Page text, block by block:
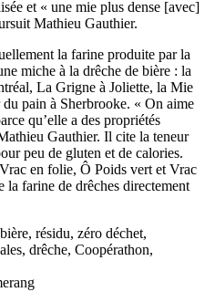
et « une mie plus dense [avec]
Mathieu Gauthier.
la farine produite par la
miche à la drêche de bière : la
La Grigne à Joliette, la Mie
pain à Sherbrooke. « On aime
qu’elle a des propriétés
Gauthier. Il cite la teneur
peu de gluten et de calories.
en folie, Ô Poids vert et Vrac
la farine de drêches directement